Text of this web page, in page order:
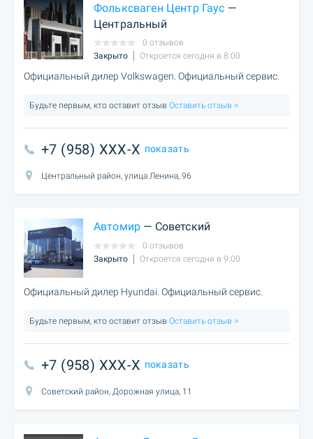
Фольксваген Центр Гаус —
Центральный
0 отзывов
Закрыто
Откроется сегодня в 8:00
Официальный дилер Volkswagen. Официальный сервис.
Будьте первым, кто оставит отзыв Оставить отзыв >
+7 (958) XXX-X показать
Центральный район, улица Ленина, 96
Автомир — Советский
0 отзывов
Закрыто
Откроется сегодня в 9:00
Официальный дилер Hyundai. Официальный сервис.
Будьте первым, кто оставит отзыв Оставить отзыв >
+7 (958) XXX-X показать
Советский район, Дорожная улица, 11